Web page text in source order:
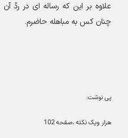
علاوه بر این که رساله ای در ردّ آن
چنان کس به مباهله حاضرم.
پی نوشت:
هزار ویک نکته ،صفحه 102